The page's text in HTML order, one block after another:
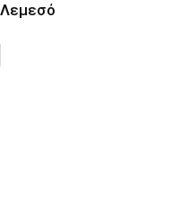
Λεμεσό